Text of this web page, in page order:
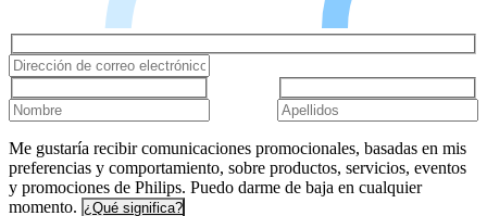
Me gustaría recibir comunicaciones promocionales, basadas en mis
preferencias y comportamiento, sobre productos, servicios, eventos
y promociones de Philips. Puedo darme de baja en cualquier
momento. ¿Qué significa?